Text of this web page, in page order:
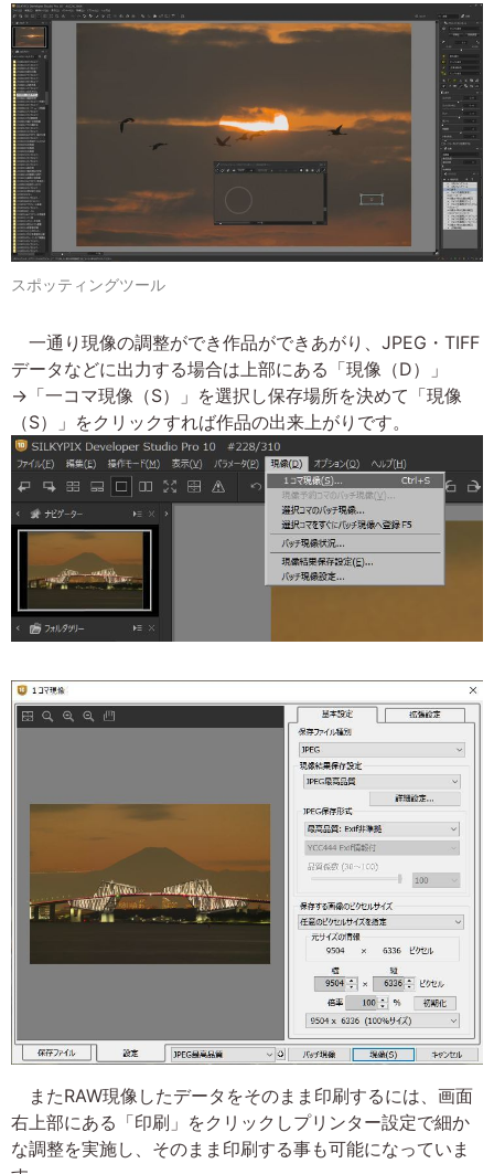
スポッティングツール
一通り現像の調整ができ作品ができあがり、JPEG・TIFF
データなどに出力する場合は上部にある「現像（D）」
→「一コマ現像（S）」を選択し保存場所を決めて「現像
（S）」をクリックすれば作品の出来上がりです。
またRAW現像したデータをそのまま印刷するには、画面
右上部にある「印刷」をクリックしプリンター設定で細か
な調整を実施し、そのまま印刷する事も可能になっていま